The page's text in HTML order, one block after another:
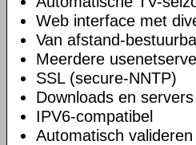
Web interface met
Van afstand-
Meerdere
SSL (secure-NNTP)
Downloads en
IPV6-compatibel
Automatisch